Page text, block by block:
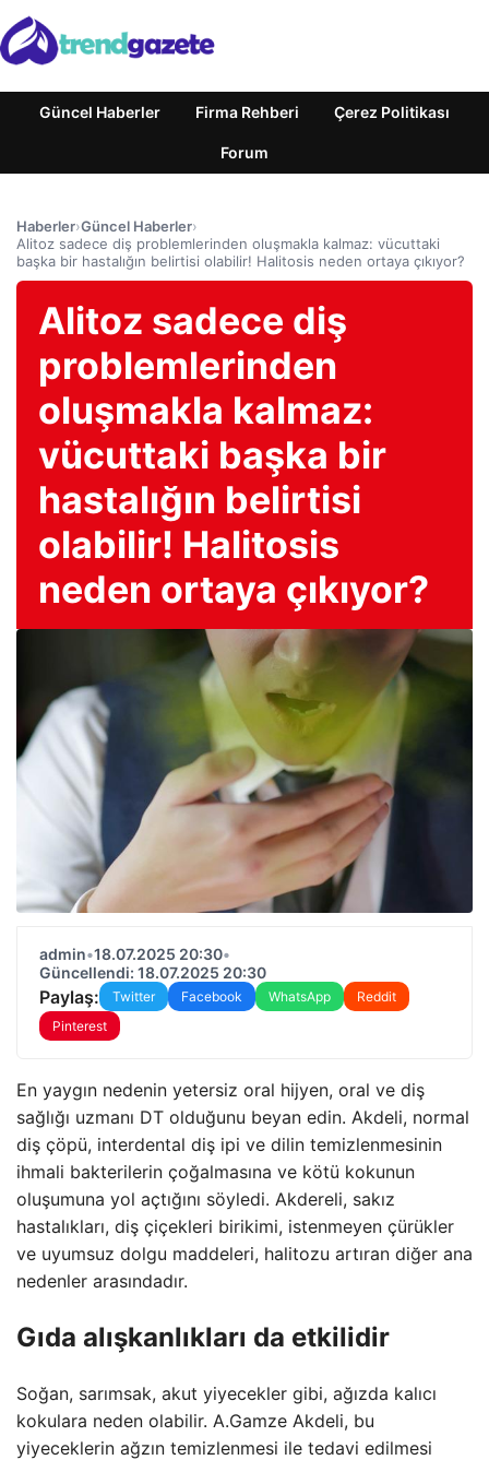
Güncel Haberler Firma Rehberi Çerez Politikası
Forum
Haberler›Güncel Haberler›
Alitoz sadece diş problemlerinden oluşmakla kalmaz: vücuttaki
başka bir hastalığın belirtisi olabilir! Halitosis neden ortaya çıkıyor?
Alitoz sadece diş
problemlerinden
oluşmakla kalmaz:
vücuttaki başka bir
hastalığın belirtisi
olabilir! Halitosis
neden ortaya çıkıyor?
admin•18.07.2025 20:30•
Güncellendi: 18.07.2025 20:30
Paylaş: Twitter Facebook WhatsApp
Reddit
Pinterest
En yaygın nedenin yetersiz oral hijyen, oral ve diş
sağlığı uzmanı DT olduğunu beyan edin. Akdeli, normal
diş çöpü, interdental diş ipi ve dilin temizlenmesinin
ihmali bakterilerin çoğalmasına ve kötü kokunun
oluşumuna yol açtığını söyledi. Akdereli, sakız
hastalıkları, diş çiçekleri birikimi, istenmeyen çürükler
ve uyumsuz dolgu maddeleri, halitozu artıran diğer ana
nedenler arasındadır.
Gıda alışkanlıkları da etkilidir
Soğan, sarımsak, akut yiyecekler gibi, ağızda kalıcı
kokulara neden olabilir. A.Gamze Akdeli, bu
yiyeceklerin ağzın temizlenmesi ile tedavi edilmesi